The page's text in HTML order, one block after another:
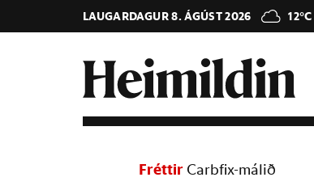
LAUGARDAGUR 8. ÁGÚST 2026 12°C
Fréttir Carbfix-málið